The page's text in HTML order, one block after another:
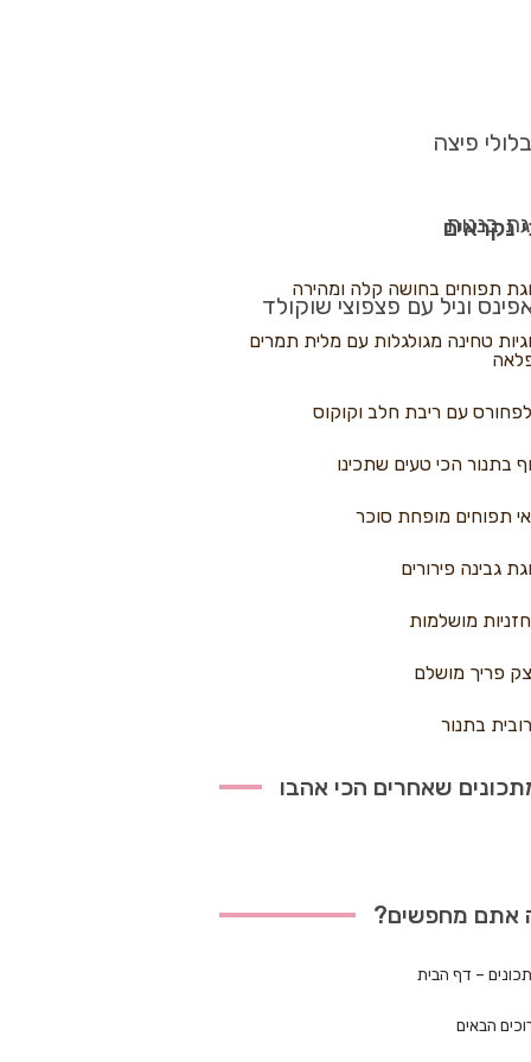
פיצה
בננות
וניל עם פצפוצי שוקולד
נקראים
תפוחים בחושה קלה ומהירה
טחינה מגולגלות עם מלית תמרים
עם ריבת חלב וקוקוס
בתנור הכי טעים שתכינו
תפוחים מופחת סוכר
גבינה פירורים
מושלמות
פריך מושלם
בתנור
שאחרים הכי אהבו
אתם מחפשים?
– דף הבית
הבאים